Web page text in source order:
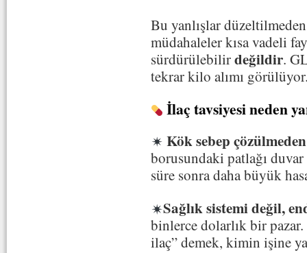
Bu yanlışlar
müdahaleler kısa vadeli
sürdürülebilirdeğildir.
tekrar kilo alımı
İlaç tavsiyesi neden
Kök sebep
borusundaki patlağı duvar
süre sonra daha büyük
Sağlık sistemi değil,
binlerce dolarlık bir
ilaç” demek, kimin işine